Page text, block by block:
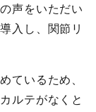
声をいただい
入し、関節リ
ているため、
ルテがなくと